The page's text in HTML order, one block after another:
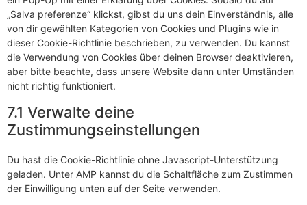
„Salva preferenze“ klickst, gibst du uns dein Einverständnis, alle
von dir gewählten Kategorien von Cookies und Plugins wie in
dieser Cookie-Richtlinie beschrieben, zu verwenden. Du kannst
die Verwendung von Cookies über deinen Browser deaktivieren,
aber bitte beachte, dass unsere Website dann unter Umständen
nicht richtig funktioniert.
7.1 Verwalte deine
Zustimmungseinstellungen
Du hast die Cookie-Richtlinie ohne Javascript-Unterstützung
geladen. Unter AMP kannst du die Schaltfläche zum Zustimmen
der Einwilligung unten auf der Seite verwenden.